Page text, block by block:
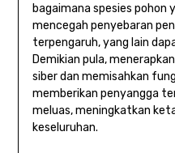
bagaimana spesies pohon
mencegah penyebaran
terpengaruh, yang lain
Demikian pula,
siber dan memisahkan
memberikan penyangga
meluas, meningkatkan
keseluruhan.